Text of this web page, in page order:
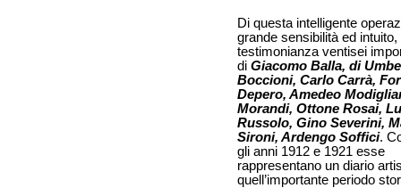
Di questa intelligente
grande sensibilità ed
testimonianza ventisei
di Giacomo Balla, di
Boccioni, Carlo Carrà,
Depero, Amedeo
Morandi, Ottone Rosai,
Russolo, Gino Severini,
Sironi, Ardengo Soffici.
gli anni 1912 e 1921 esse
rappresentano un diario
quell’importante periodo